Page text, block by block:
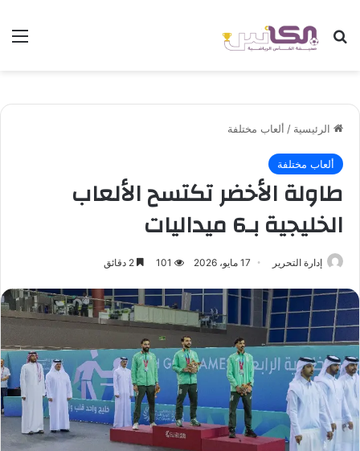
بحث عن
الرئيسية / ألعاب مختلفة
ألعاب مختلفة
طاولة الأخضر تكتسح الألعاب
الخليجية بـ6 ميداليات
إدارة التحرير 17 مايو، 2026 101